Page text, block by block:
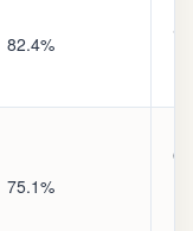
82.4%
75.1%